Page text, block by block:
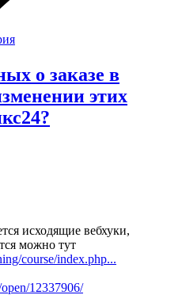
о заказе в
этих
исходящие вебхуки,
можно тут
course/index.php...
12337906/